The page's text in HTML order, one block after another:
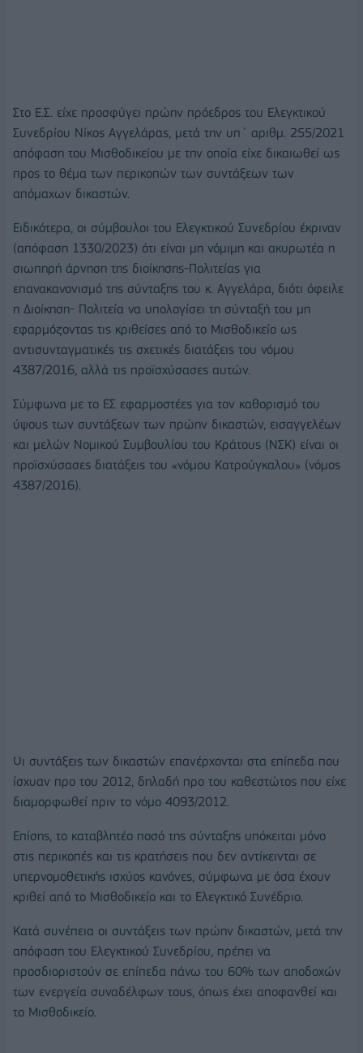
Στο Ε.Σ. είχε προσφύγει πρώην πρόεδρος του Ελεγκτικού
Συνεδρίου Νίκος Αγγελάρας, μετά την υπ΄ αριθμ. 255/2021
απόφαση του Μισθοδικείου με την οποία είχε δικαιωθεί ως
προς το θέμα των περικοπών των συντάξεων των
απόμαχων δικαστών.
Ειδικότερα, οι σύμβουλοι του Ελεγκτικού Συνεδρίου έκριναν
(απόφαση 1330/2023) ότι είναι μη νόμιμη και ακυρωτέα η
σιωπηρή άρνηση της διοίκησης-Πολιτείας για
επανακανονισμό της σύνταξης του κ. Αγγελάρα, διότι όφειλε
η Διοίκηση- Πολιτεία να υπολογίσει τη σύνταξή του μη
εφαρμόζοντας τις κριθείσες από το Μισθοδικείο ως
αντισυνταγματικές τις σχετικές διατάξεις του νόμου
4387/2016, αλλά τις προϊσχύσασες αυτών.
Σύμφωνα με το ΕΣ εφαρμοστέες για τον καθορισμό του
ύψους των συντάξεων των πρώην δικαστών, εισαγγελέων
και μελών Νομικού Συμβουλίου του Κράτους (ΝΣΚ) είναι οι
προϊσχύσασες διατάξεις του «νόμου Κατρούγκαλου» (νόμος
4387/2016).
Οι συντάξεις των δικαστών επανέρχονται στα επίπεδα που
ίσχυαν προ του 2012, δηλαδή προ του καθεστώτος που είχε
διαμορφωθεί πριν το νόμο 4093/2012.
Επίσης, το καταβλητέο ποσό της σύνταξης υπόκειται μόνο
στις περικοπές και τις κρατήσεις που δεν αντίκεινται σε
υπερνομοθετικής ισχύος κανόνες, σύμφωνα με όσα έχουν
κριθεί από το Μισθοδικείο και το Ελεγκτικό Συνέδριο.
Κατά συνέπεια οι συντάξεις των πρώην δικαστών, μετά την
απόφαση του Ελεγκτικού Συνεδρίου, πρέπει να
προσδιοριστούν σε επίπεδα πάνω του 60% των αποδοχών
των ενεργεία συναδέλφων τους, όπως έχει αποφανθεί και
το Μισθοδικείο.